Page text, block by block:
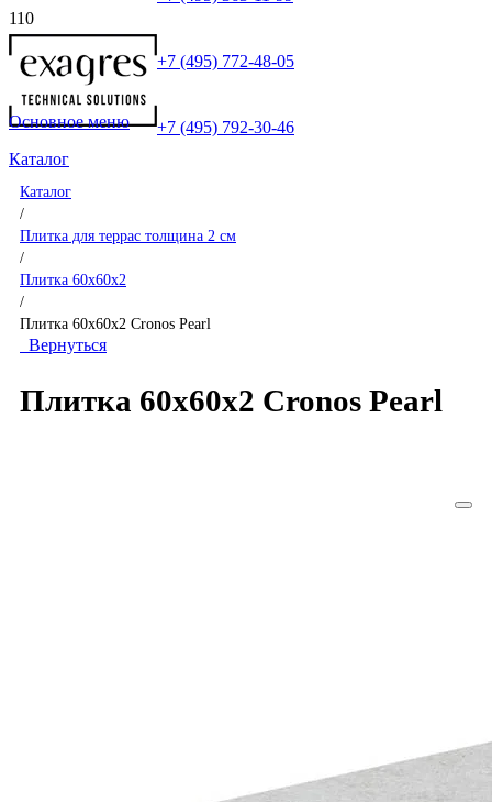
+7 (495) 772-48-05
+7 (495) 792-30-46
Основное меню
Каталог
Каталог
/
Плитка для террас толщина 2 см
/
Плитка 60x60x2
/
Плитка 60x60x2 Cronos Pearl
Вернуться
Плитка 60x60x2 Cronos Pearl